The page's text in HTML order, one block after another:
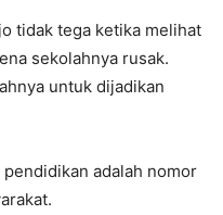
tidak tega ketika melihat
sekolahnya rusak.
untuk dijadikan
adalah nomor